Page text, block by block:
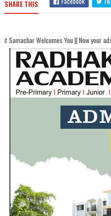
SHARE THIS
You || Now your ads can be